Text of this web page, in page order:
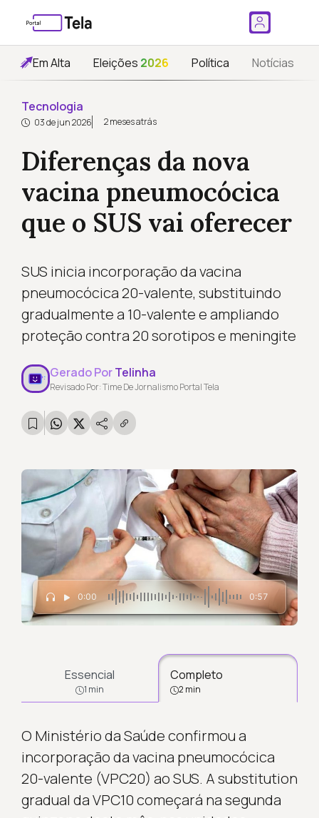
Em Alta Eleições 2026 Política Notícias
Tecnologia
03 de jun 2026 2 meses atrás
Diferenças da nova
vacina pneumocócica
que o SUS vai oferecer
SUS inicia incorporação da vacina
pneumocócica 20-valente, substituindo
gradualmente a 10-valente e ampliando
proteção contra 20 sorotipos e meningite
Gerado PorTelinha
Revisado Por: Time De Jornalismo Portal Tela
0:00 0:57
Essencial
1 min
Completo
2 min
O Ministério da Saúde confirmou a
incorporação da vacina pneumocócica
20-valente (VPC20) ao SUS. A substitution
gradual da VPC10 começará na segunda